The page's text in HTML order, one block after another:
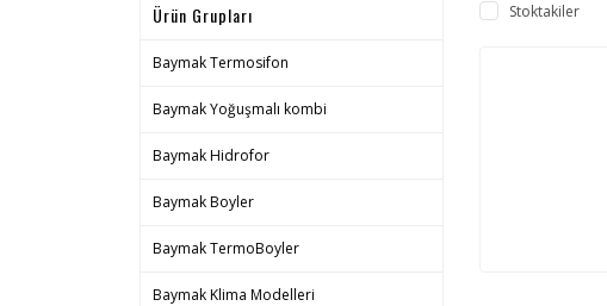
Ürün Grupları
Baymak Termosifon
Baymak Yoğuşmalı kombi
Baymak Hidrofor
Baymak Boyler
Baymak TermoBoyler
Baymak Klima Modelleri
Stoktakiler